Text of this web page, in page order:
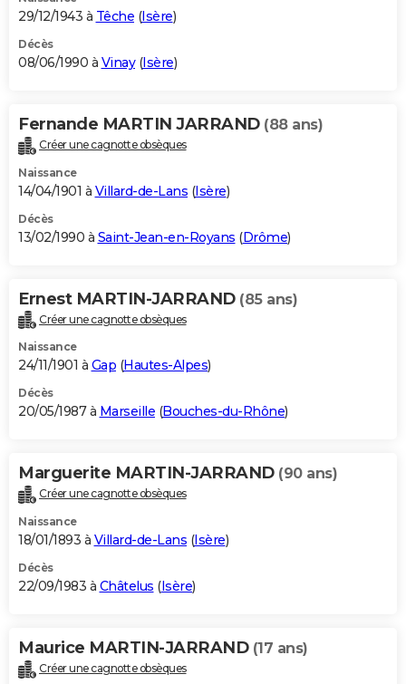
29/12/1943 à Têche (Isère)
Décès
08/06/1990 à Vinay(Isère)
Fernande MARTIN JARRAND (88 ans)
Créer une cagnotte obsèques
Naissance
14/04/1901 à Villard-de-Lans (Isère)
Décès
13/02/1990 à Saint-Jean-en-Royans (Drôme)
Ernest MARTIN-JARRAND (85 ans)
Créer une cagnotte obsèques
Naissance
24/11/1901 à Gap (Hautes-Alpes)
Décès
20/05/1987 à Marseille (Bouches-du-Rhône)
Marguerite MARTIN-JARRAND (90 ans)
Créer une cagnotte obsèques
Naissance
18/01/1893 à Villard-de-Lans (Isère)
Décès
22/09/1983 à Châtelus (Isère)
Maurice MARTIN-JARRAND (17 ans)
Créer une cagnotte obsèques